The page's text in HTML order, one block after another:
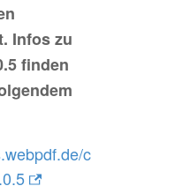
3
2
1
Infos zu
finden
c